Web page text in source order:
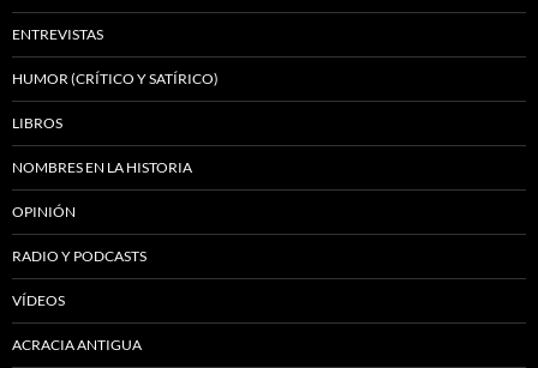
ENTREVISTAS
HUMOR (CRÍTICO Y SATÍRICO)
LIBROS
NOMBRES EN LA HISTORIA
OPINIÓN
RADIO Y PODCASTS
VÍDEOS
ACRACIA ANTIGUA